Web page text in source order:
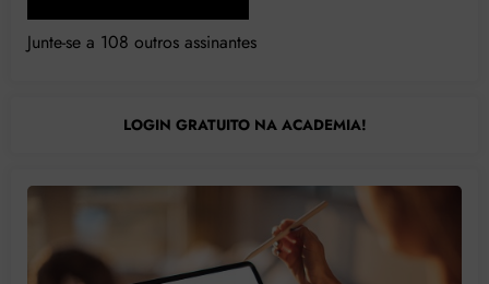
Junte-se a 108 outros assinantes
LOGIN GRATUITO NA ACADEMIA!